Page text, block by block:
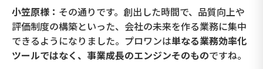
小笠原様： その通りです。創出した時間で、品質向上や
評価制度の構築といった、会社の未来を作る業務に集中
できるようになりました。プロワンは単なる業務効率化
ツールではなく、事業成長のエンジンそのものですね。